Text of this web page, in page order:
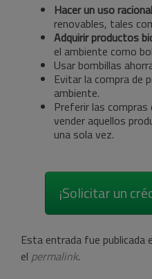
Hacer un uso
renovables, tales
Adquirir productos
el ambiente como
Usar bombillas
Evitar la compra de
ambiente.
Preferir las compras
vender aquellos
una sola vez.
¡Solicitar un
Esta entrada fue publicada
el permalink.